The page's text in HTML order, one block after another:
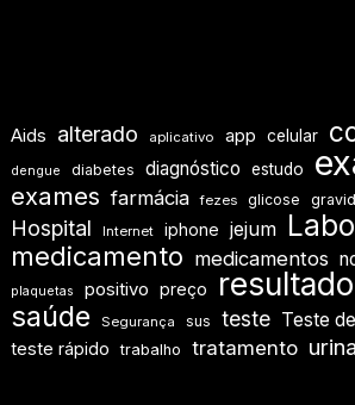
Aids alterado aplicativo app celular
dengue diabetes diagnóstico estudo
exames farmácia fezes glicose
Hospital
Internet iphone jejum
medicamento medicamentos
plaquetas positivo preço resultado
saúde Segurança sus teste Teste
teste rápido trabalho tratamento urina